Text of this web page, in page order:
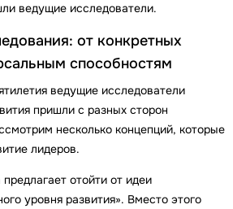
ведущие исследователи.
от конкретных
способностям
ведущие исследователи
пришли с разных сторон
несколько концепций, которые
лидеров.
предлагает отойти от идеи
уровня развития». Вместо этого